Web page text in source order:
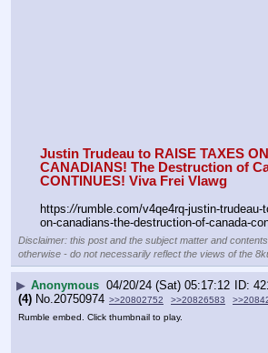
Justin Trudeau to RAISE TAXES ON
CANADIANS! The Destruction of
CONTINUES! Viva Frei Vlawg
https://rumble.com/v4qe4rq-justin-trudeau-
on-canadians-the-destruction-of-canada-
Disclaimer: this post and the subject matter and
otherwise - do not necessarily reflect the views of the
▶ Anonymous 04/20/24 (Sat) 05:17:12
(4) No.20750974 >>20802752 >>20826583
Rumble embed. Click thumbnail to play.